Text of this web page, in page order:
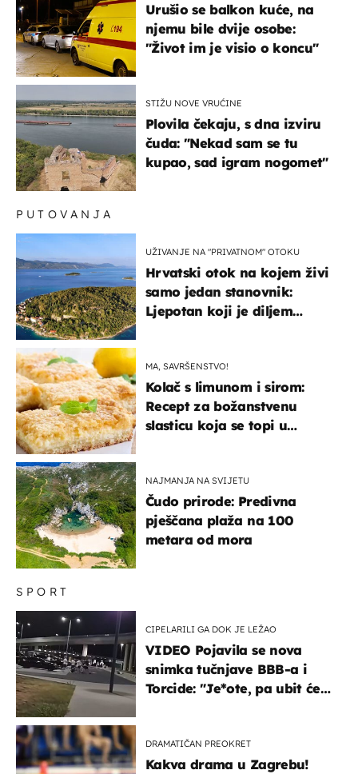
Urušio se balkon kuće, na
njemu bile dvije osobe:
"Život im je visio o koncu"
STIŽU NOVE VRUĆINE
Plovila čekaju, s dna izviru
čuda: "Nekad sam se tu
kupao, sad igram nogomet"
SPORT
CIPELARILI GA DOK JE LEŽAO
VIDEO Pojavila se nova
snimka tučnjave BBB-a i
Torcide: "Je*ote, pa ubit će
DRAMATIČAN PREOKRET
Kakva drama u Zagrebu!
PUTOVANJA
UŽIVANJE NA "PRIVATNOM" OTOKU
Hrvatski otok na kojem živi
samo jedan stanovnik:
Ljepotan koji je diljem
MA, SAVRŠENSTVO!
Kolač s limunom i sirom:
Recept za božanstvenu
slasticu koja se topi u
NAJMANJA NA SVIJETU
Čudo prirode: Predivna
pješčana plaža na 100
metara od mora